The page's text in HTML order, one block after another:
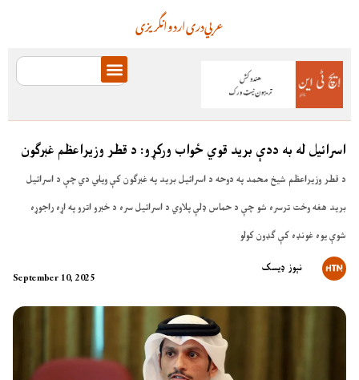
انگریزیاردودریعربي
اسرائیل له به ددې برید قوي ځواب ورکړو: د قطر وزیراعظم غبرګون
د قطر وزیراعظم شیخ محمد په دوحه د اسرائیل برید په غبرګون کې ویلي دي چې د اسرائیل
برید هغه وخت ترسره شو چې د حماس ډلې پلاوي د اسرائیل سره د خبرو اترو په اړه راجوړه
شوې یوه غونډه کې ګډون کولو
September 10, 2025
نېوز ډیسک